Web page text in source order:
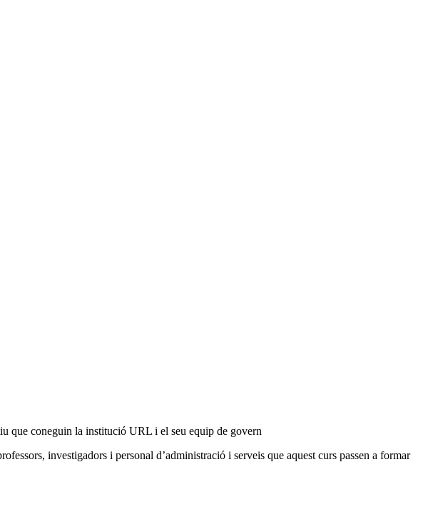
que coneguin la institució URL i el seu equip de govern
investigadors i personal d’administració i serveis que aquest curs passen a formar